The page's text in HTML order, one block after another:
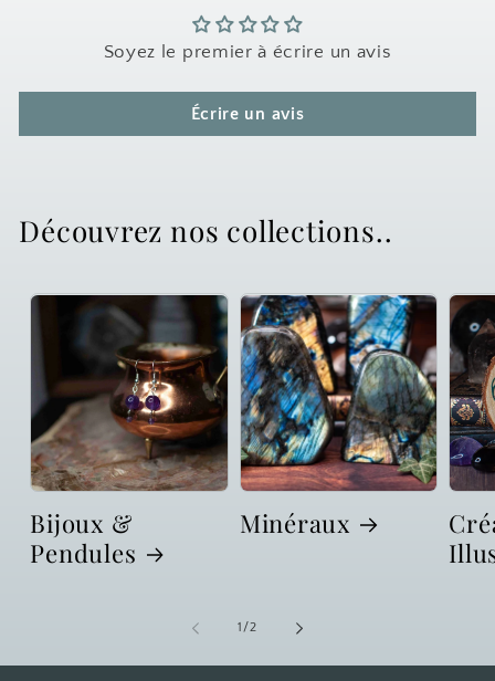
Soyez le premier à écrire un avis
Écrire un avis
Découvrez nos collections..
Bijoux &
Pendules
Minéraux
1/de
2